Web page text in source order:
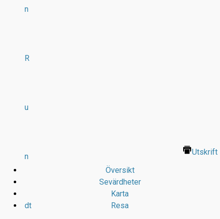
n
R
u
n
dt
Utskrift
Översikt
Sevärdheter
Karta
Resa